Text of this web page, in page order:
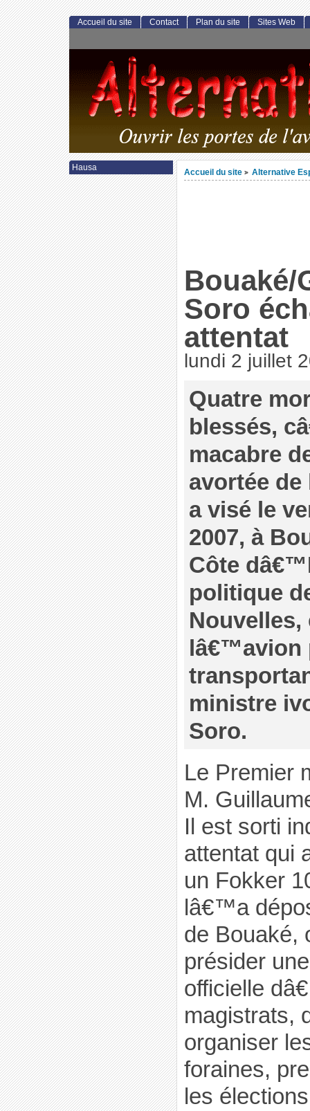
Accueil du site > Alternative
Bouaké/
Soro
attentat
lundi 2 juillet
Quatre
blessés,
macabre
avortée
a visé le
2007, à
Côte
politique
Nouvelles,
lâ€™avion
ministre
Soro.
Le Premier
M.
Il est sorti
attentat qui
un Fokker
lâ€™a
de Bouaké,
présider
officielle
magistrats,
organiser
foraines,
les
Accueil du site Contact Plan du site Sites Web
Hausa